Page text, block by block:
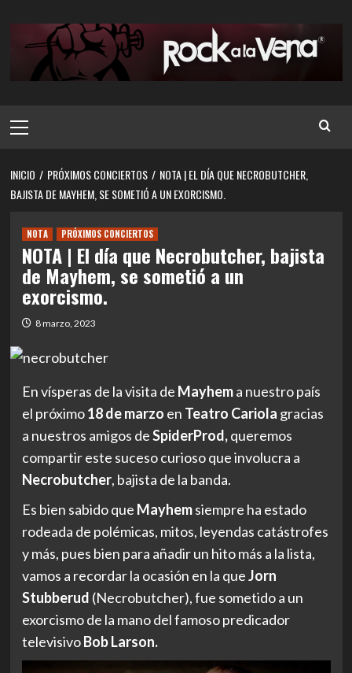
contenido
principal
INICIO PRÓXIMOS CONCIERTOS
NOTA | EL DÍA QUE NECROBUTCHER,
BAJISTA DE MAYHEM, SE SOMETIÓ A UN EXORCISMO.
NOTA PRÓXIMOS CONCIERTOS
NOTA | El día que Necrobutcher, bajista
de Mayhem, se sometió a un
exorcismo.
8 marzo, 2023
En vísperas de la visita de Mayhema nuestro país
el próximo18 de marzo en Teatro Cariola gracias
a nuestros amigos deSpiderProd,queremos
compartir este suceso curioso que involucra a
Necrobutcher, bajista de la banda.
Es bien sabido que Mayhemsiempre ha estado
rodeada de polémicas, mitos, leyendas catástrofes
y más, pues bien para añadir un hito más a la lista,
vamos a recordar la ocasión en la queJorn
Stubberud (Necrobutcher), fue sometido a un
exorcismo de la mano del famoso predicador
televisivoBob Larson.